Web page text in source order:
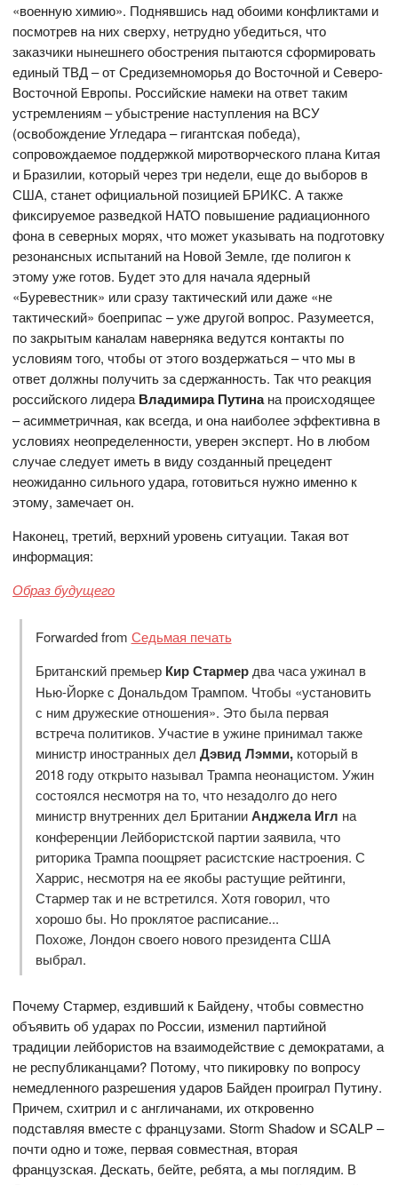
«военную химию». Поднявшись над обоими конфликтами и
посмотрев на них сверху, нетрудно убедиться, что
заказчики нынешнего обострения пытаются сформировать
единый ТВД – от Средиземноморья до Восточной и Северо-
Восточной Европы. Российские намеки на ответ таким
устремлениям – убыстрение наступления на ВСУ
(освобождение Угледара – гигантская победа),
сопровождаемое поддержкой миротворческого плана Китая
и Бразилии, который через три недели, еще до выборов в
США, станет официальной позицией БРИКС. А также
фиксируемое разведкой НАТО повышение радиационного
фона в северных морях, что может указывать на подготовку
резонансных испытаний на Новой Земле, где полигон к
этому уже готов. Будет это для начала ядерный
«Буревестник» или сразу тактический или даже «не
тактический» боеприпас – уже другой вопрос. Разумеется,
по закрытым каналам наверняка ведутся контакты по
условиям того, чтобы от этого воздержаться – что мы в
ответ должны получить за сдержанность. Так что реакция
российского лидераВладимира Путинана происходящее
– асимметричная, как всегда, и она наиболее эффективна в
условиях неопределенности, уверен эксперт. Но в любом
случае следует иметь в виду созданный прецедент
неожиданно сильного удара, готовиться нужно именно к
этому, замечает он.
Наконец, третий, верхний уровень ситуации. Такая вот
информация:
Образ будущего
Forwarded from Седьмая печать
Британский премьер Кир Стармердва часа ужинал в
Нью-Йорке с Дональдом Трампом. Чтобы «установить
с ним дружеские отношения». Это была первая
встреча политиков. Участие в ужине принимал также
министр иностранных дел Дэвид Лэмми,который в
2018 году открыто называл Трампа неонацистом. Ужин
состоялся несмотря на то, что незадолго до него
министр внутренних дел БританииАнджела Игл на
конференции Лейбористской партии заявила, что
риторика Трампа поощряет расистские настроения. С
Харрис, несмотря на ее якобы растущие рейтинги,
Стармер так и не встретился. Хотя говорил, что
хорошо бы. Но проклятое расписание...
Похоже, Лондон своего нового президента США
выбрал.
Почему Стармер, ездивший к Байдену, чтобы совместно
объявить об ударах по России, изменил партийной
традиции лейбористов на взаимодействие с демократами, а
не республиканцами? Потому, что пикировку по вопросу
немедленного разрешения ударов Байден проиграл Путину.
Причем, схитрил и с англичанами, их откровенно
подставляя вместе с французами. Storm Shadow и SCALP –
почти одно и тоже, первая совместная, вторая
французская. Дескать, бейте, ребята, а мы поглядим. В